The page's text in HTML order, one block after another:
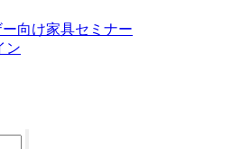
向け家具セミナー
ン